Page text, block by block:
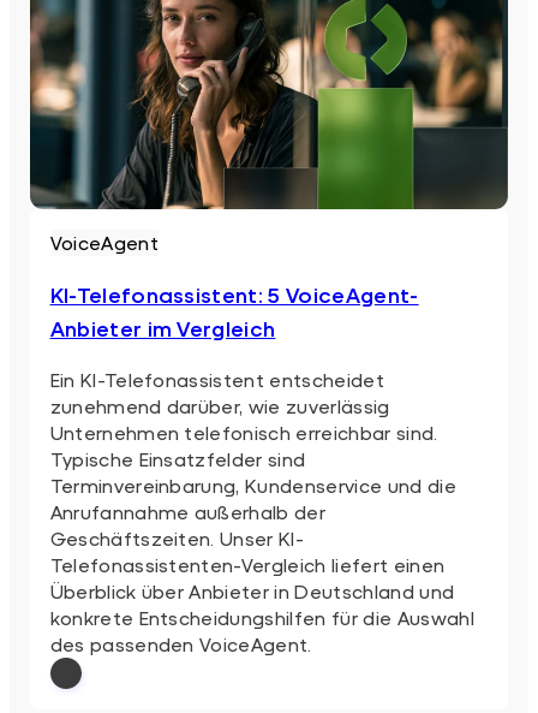
VoiceAgent
KI-Telefonassistent: 5 VoiceAgent-
Anbieter im Vergleich
Ein KI-Telefonassistent entscheidet
zunehmend darüber, wie zuverlässig
Unternehmen telefonisch erreichbar sind.
Typische Einsatzfelder sind
Terminvereinbarung, Kundenservice und die
Anrufannahme außerhalb der
Geschäftszeiten. Unser KI-
Telefonassistenten-Vergleich liefert einen
Überblick über Anbieter in Deutschland und
konkrete Entscheidungshilfen für die Auswahl
des passenden VoiceAgent.